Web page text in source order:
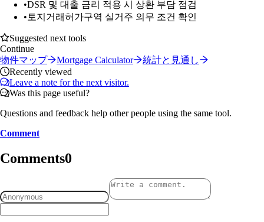
•DSR 및 대출 금리 적용 시 상환 부담 점검
• 토지거래허가구역 실거주 의무 조건 확인
Suggested next tools
Continue
物件マップ
Mortgage Calculator
統計と見通し
Recently viewed
Leave a note for the next visitor.
Was this page useful?
Questions and feedback help other people using the same tool.
Comment
Comments0